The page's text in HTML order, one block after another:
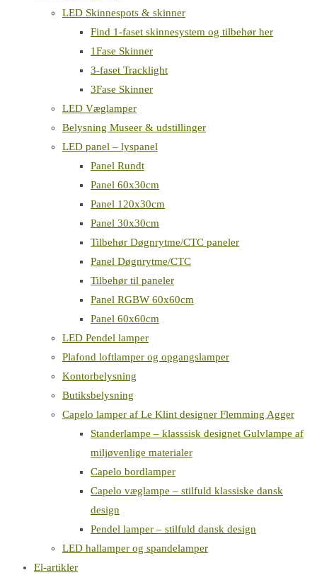
LED Skinnespots & skinner
Find 1-faset skinnesystem og tilbehør her
1Fase Skinner
3-faset Tracklight
3Fase Skinner
LED Væglamper
Belysning Museer & udstillinger
LED panel – lyspanel
Panel Rundt
Panel 60x30cm
Panel 120x30cm
Panel 30x30cm
Tilbehør Døgnrytme/CTC paneler
Panel Døgnrytme/CTC
Tilbehør til paneler
Panel RGBW 60x60cm
Panel 60x60cm
LED Pendel lamper
Plafond loftlamper og opgangslamper
Kontorbelysning
Butiksbelysning
Capelo lamper af Le Klint designer Flemming Agger
Standerlampe – klasssisk designet Gulvlampe af
miljøvenlige materialer
Capelo bordlamper
Capelo væglampe – stilfuld klassiske dansk
design
Pendel lamper – stilfuld dansk design
LED hallamper og spandelamper
El-artikler